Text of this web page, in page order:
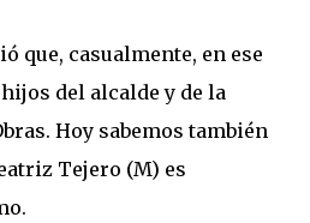
que, casualmente, en ese
del alcalde y de la
Hoy sabemos también
Tejero (M) es